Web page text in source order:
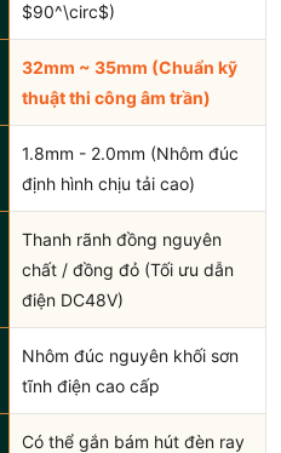
$90^\circ$)
32mm ~ 35mm (Chuẩn kỹ
thuật thi công âm trần)
1.8mm - 2.0mm (Nhôm đúc
định hình chịu tải cao)
Thanh rãnh đồng nguyên
chất / đồng đỏ (Tối ưu dẫn
điện DC48V)
Nhôm đúc nguyên khối sơn
tĩnh điện cao cấp
Có thể gắn bám hút đèn ray